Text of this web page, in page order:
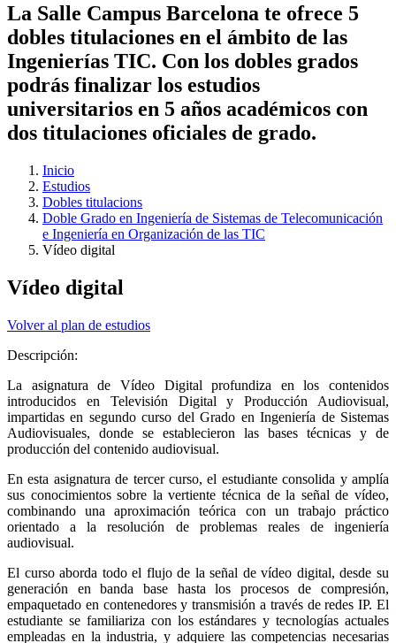
La Salle Campus Barcelona te ofrece 5
dobles titulaciones en el ámbito de las
Ingenierías TIC. Con los dobles grados
podrás finalizar los estudios
universitarios en 5 años académicos con
dos titulaciones oficiales de grado.
Inicio
Estudios
Dobles titulacions
Doble Grado en Ingeniería de Sistemas de Telecomunicación
e Ingeniería en Organización de las TIC
Vídeo digital
Vídeo digital
Volver al plan de estudios
Descripción:
La asignatura de Vídeo Digital profundiza en los contenidos
introducidos en Televisión Digital y Producción Audiovisual,
impartidas en segundo curso del Grado en Ingeniería de Sistemas
Audiovisuales, donde se establecieron las bases técnicas y de
producción del contenido audiovisual.
En esta asignatura de tercer curso, el estudiante consolida y amplía
sus conocimientos sobre la vertiente técnica de la señal de vídeo,
combinando una aproximación teórica con un trabajo práctico
orientado a la resolución de problemas reales de ingeniería
audiovisual.
El curso aborda todo el flujo de la señal de vídeo digital, desde su
generación en banda base hasta los procesos de compresión,
empaquetado en contenedores y transmisión a través de redes IP. El
estudiante se familiariza con los estándares y tecnologías actuales
empleadas en la industria, y adquiere las competencias necesarias